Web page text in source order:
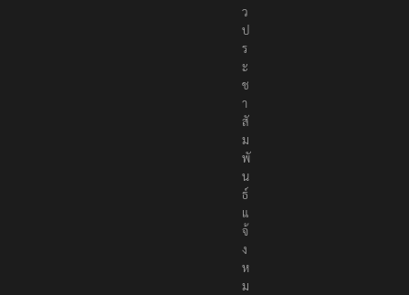
ว
ป
ร
ะ
ช
า
สั
ม
พั
น
ธ์
แ
จ้
ง
ห
ม